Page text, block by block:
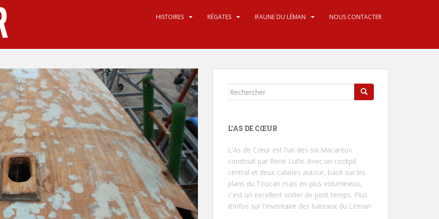
HISTOIRES RÉGATES IFAUNE DU LÉMAN NOUS CONTACTER
Rechercher...
L’AS DE CŒUR
L'As de Cœur est l'un des six Macareux
construit par René Luthi. Avec un cockpit
central et deux cabines autour, basé sur les
plans du Toucan mais en plus volumineux,
c'est un excellent voilier de petit temps. Plus
d'infos sur l'inventaire des bateaux du Léman